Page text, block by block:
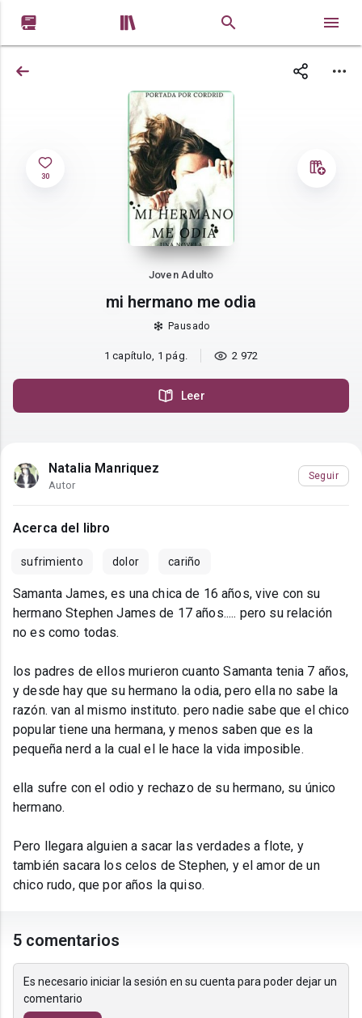
 
30
Joven Adulto
mi hermano me odia
Pausado
1 capítulo, 1 pág. 2 972
Leer
Natalia Manriquez
Autor
Seguir
Acerca del libro
sufrimiento dolor cariño
Samanta James, es una chica de 16 años, vive con su
hermano Stephen James de 17 años..... pero su relación
no es como todas.
los padres de ellos murieron cuanto Samanta tenia 7 años,
y desde hay que su hermano la odia, pero ella no sabe la
razón. van al mismo instituto. pero nadie sabe que el chico
popular tiene una hermana, y menos saben que es la
pequeña nerd a la cual el le hace la vida imposible.
ella sufre con el odio y rechazo de su hermano, su único
hermano.
Pero llegara alguien a sacar las verdades a flote, y
también sacara los celos de Stephen, y el amor de un
chico rudo, que por años la quiso.
5 comentarios
Es necesario iniciar la sesión en su cuenta para poder dejar un
comentario